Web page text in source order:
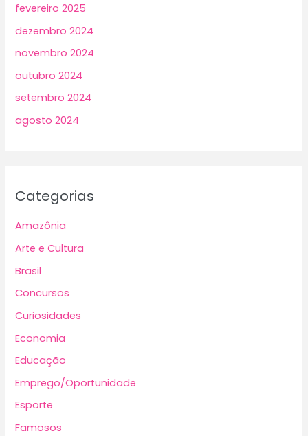
fevereiro 2025
dezembro 2024
novembro 2024
outubro 2024
setembro 2024
agosto 2024
Categorias
Amazônia
Arte e Cultura
Brasil
Concursos
Curiosidades
Economia
Educação
Emprego/Oportunidade
Esporte
Famosos